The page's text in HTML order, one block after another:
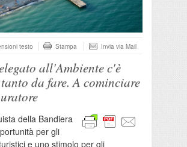
testo Stampa Invia via Mail
all'Ambiente c'è
da fare. A cominciare
della Bandiera
per gli
e uno stimolo per gli